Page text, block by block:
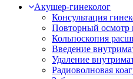
Акушер-гинеколог
Консультация
Повторный осмотр
Кольпоскопия
Введение
Удаление
Радиоволновая